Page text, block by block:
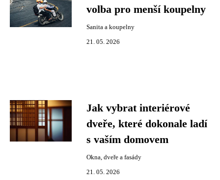
volba pro menší koupelny
Sanita a koupelny
21. 05. 2026
Jak vybrat interiérové
dveře, které dokonale ladí
s vaším domovem
Okna, dveře a fasády
21. 05. 2026